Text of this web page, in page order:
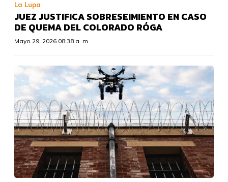
La Lupa
JUEZ JUSTIFICA SOBRESEIMIENTO EN CASO
DE QUEMA DEL COLORADO RÓGA
Mayo 29, 2026 08:38 a. m.